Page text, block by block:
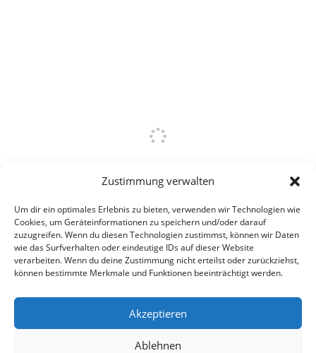
Zustimmung verwalten
Um dir ein optimales Erlebnis zu bieten, verwenden wir Technologien wie
Cookies, um Geräteinformationen zu speichern und/oder darauf
zuzugreifen. Wenn du diesen Technologien zustimmst, können wir Daten
wie das Surfverhalten oder eindeutige IDs auf dieser Website
verarbeiten. Wenn du deine Zustimmung nicht erteilst oder zurückziehst,
können bestimmte Merkmale und Funktionen beeinträchtigt werden.
Akzeptieren
Ablehnen